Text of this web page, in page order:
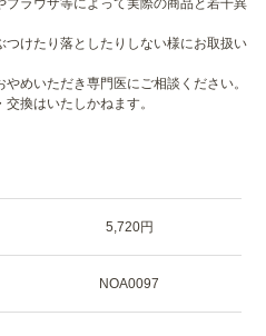
つけたり落としたりしない様にお取扱い
めいただき専門医にご相談ください。
換はいたしかねます。
5,720円
NOA0097